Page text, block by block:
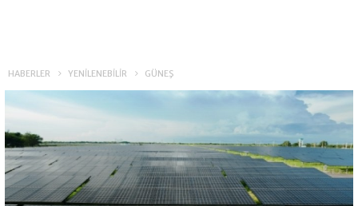
HABERLER YENİLENEBİLİR GÜNEŞ